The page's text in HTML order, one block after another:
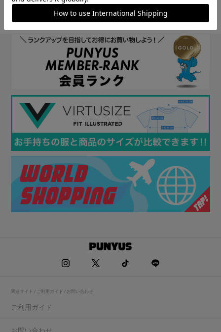
関連サイト / ご利用ガイド / お問い合わせ
ご利用ガイド